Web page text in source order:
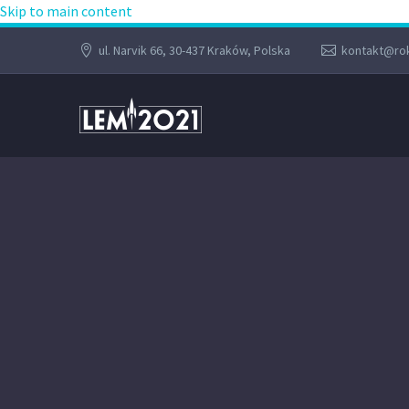
Skip to main content
ul. Narvik 66, 30-437 Kraków, Polska